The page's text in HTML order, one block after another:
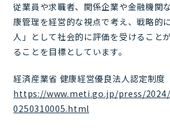
従業員や求職者、関係企業や金融機関
康管理を経営的な視点で考え、戦略的
人」として社会的に評価を受けること
ることを目標としています。
経済産業省 健康経営優良法人認定制度
https://www.meti.go.jp/press/2024/
0250310005.html